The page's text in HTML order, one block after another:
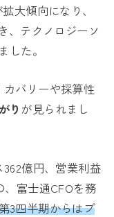
大傾向になり、
、テクノロジーソ
した。
バリーや採算性
り が見られまし
億円、営業利益
富士通CFOを務
3四半期からはプ